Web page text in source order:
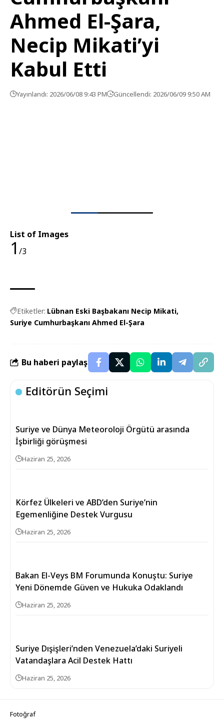
Ahmed El-Şara,
Necip Mikati’yi
Kabul Etti
Yayınlandı: 2026/06/08 9:43 PM Güncellendi: 2026/06/09 9:50 AM
List of Images
1 /3
Etiketler: Lübnan Eski Başbakanı Necip Mikati
Suriye Cumhurbaşkanı Ahmed El-Şara
Bu haberi paylaş
Editörün Seçimi
Suriye ve Dünya Meteoroloji Örgütü arasında
İşbirliği görüşmesi
Haziran 25, 2026
Körfez Ülkeleri ve ABD’den Suriye’nin
Egemenliğine Destek Vurgusu
Haziran 25, 2026
Bakan El-Veys BM Forumunda Konuştu: Suriye
Yeni Dönemde Güven ve Hukuka Odaklandı
Haziran 25, 2026
Suriye Dışişleri’nden Venezuela’daki Suriyeli
Vatandaşlara Acil Destek Hattı
Haziran 25, 2026
Fotoğraf